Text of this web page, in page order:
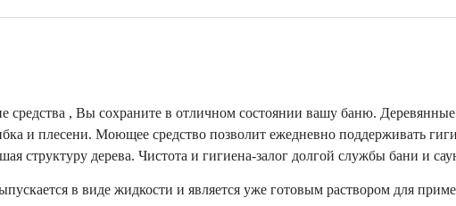
, Вы сохраните в отличном состоянии вашу баню.
и плесени. Моющее средство позволит ежедневно поддерживать
структуру дерева. Чистота и гигиена-залог долгой службы бани и
в виде жидкости и является уже готовым раствором для